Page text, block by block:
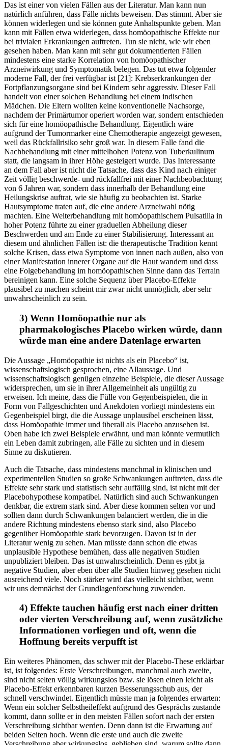
Das ist einer von vielen Fällen aus der Literatur. Man kann nun
natürlich anführen, dass Fälle nichts beweisen. Das stimmt. Aber sie
können widerlegen und sie können gute Anhaltspunkte geben. Man
kann mit Fällen etwa widerlegen, dass homöopathische Effekte nur
bei trivialen Erkrankungen auftreten. Tun sie nicht, wie wir eben
gesehen haben. Man kann mit sehr gut dokumentierten Fällen
mindestens eine starke Korrelation von homöopathischer
Arzneiwirkung und Symptomatik belegen. Das tut etwa folgender
moderne Fall, der frei verfügbar ist [21]: Krebserkrankungen der
Fortpflanzungsorgane sind bei Kindern sehr aggressiv. Dieser Fall
handelt von einer solchen Behandlung bei einem indischen
Mädchen. Die Eltern wollten keine konventionelle Nachsorge,
nachdem der Primärtumor operiert worden war, sondern entschieden
sich für eine homöopathische Behandlung. Eigentlich wäre
aufgrund der Tumormarker eine Chemotherapie angezeigt gewesen,
weil das Rückfallrisiko sehr groß war. In diesem Falle fand die
Nachbehandlung mit einer mittelhohen Potenz von Tuberkulinum
statt, die langsam in ihrer Höhe gesteigert wurde. Das Interessante
an dem Fall aber ist nicht die Tatsache, dass das Kind nach einiger
Zeit völlig beschwerde- und rückfallfrei mit einer Nachbeobachtung
von 6 Jahren war, sondern dass innerhalb der Behandlung eine
Heilungskrise auftrat, wie sie häufig zu beobachten ist. Starke
Hautsymptome traten auf, die eine andere Arzneiwahl nötig
machten. Eine Weiterbehandlung mit homöopathischem Pulsatilla in
hoher Potenz führte zu einer graduellen Abheilung dieser
Beschwerden und am Ende zu einer Stabilisierung. Interessant an
diesem und ähnlichen Fällen ist: die therapeutische Tradition kennt
solche Krisen, dass etwa Symptome von innen nach außen, also von
einer Manifestation innerer Organe auf die Haut wandern und dass
eine Folgebehandlung im homöopathischen Sinne dann das Terrain
bereinigen kann. Eine solche Sequenz über Placebo-Effekte
plausibel zu machen scheint mir zwar nicht unmöglich, aber sehr
unwahrscheinlich zu sein.
3) Wenn Homöopathie nur als
pharmakologisches Placebo wirken würde, dann
würde man eine andere Datenlage erwarten
Die Aussage „Homöopathie ist nichts als ein Placebo“ ist,
wissenschaftslogisch gesprochen, eine Allaussage. Und
wissenschaftslogisch genügen einzelne Beispiele, die dieser Aussage
widersprechen, um sie in ihrer Allgemeinheit als ungültig zu
erweisen. Ich meine, dass die Fülle von Gegenbeispielen, die in
Form von Fallgeschichten und Anekdoten vorliegt mindestens ein
Gegenbeispiel birgt, die die Aussage unplausibel erscheinen lässt,
dass Homöopathie immer und überall als Placebo anzusehen ist.
Oben habe ich zwei Beispiele erwähnt, und man könnte vermutlich
ein Leben damit zubringen, alle Fälle zu sichten und in diesem
Sinne zu diskutieren.
Auch die Tatsache, dass mindestens manchmal in klinischen und
experimentellen Studien so große Schwankungen auftreten, dass die
Effekte sehr stark und statistisch sehr auffällig sind, ist nicht mit der
Placebohypothese kompatibel. Natürlich sind auch Schwankungen
denkbar, die extrem stark sind. Aber diese kommen selten vor und
sollten dann durch Schwankungen balanciert werden, die in die
andere Richtung mindestens ebenso stark sind, also Placebo
gegenüber Homöopathie stark bevorzugen. Davon ist in der
Literatur wenig zu sehen. Man müsste dann schon die etwas
unplausible Hypothese bemühen, dass alle negativen Studien
unpubliziert bleiben. Das ist unwahrscheinlich. Denn es gibt ja
negative Studien, aber eben über alle Studien hinweg gesehen nicht
ausreichend viele. Noch stärker wird das vielleicht sichtbar, wenn
wir uns demnächst der Grundlagenforschung zuwenden.
4) Effekte tauchen häufig erst nach einer dritten
oder vierten Verschreibung auf, wenn zusätzliche
Informationen vorliegen und oft, wenn die
Hoffnung bereits verpufft ist
Ein weiteres Phänomen, das schwer mit der Placebo-These erklärbar
ist, ist folgendes: Erste Verschreibungen, manchmal auch zweite,
sind nicht selten völlig wirkungslos bzw. sie lösen einen leicht als
Placebo-Effekt erkennbaren kurzen Besserungsschub aus, der
schnell verschwindet. Eigentlich müsste man ja folgendes erwarten:
Wenn ein solcher Selbstheileffekt aufgrund des Gesprächs zustande
kommt, dann sollte er in den meisten Fällen sofort nach der ersten
Verschreibung sichtbar werden. Denn dann ist die Erwartung auf
beiden Seiten hoch. Wenn die erste und auch die zweite